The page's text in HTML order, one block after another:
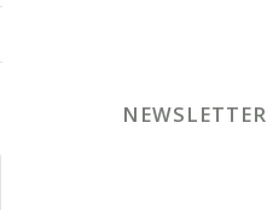
NEWSLETTER